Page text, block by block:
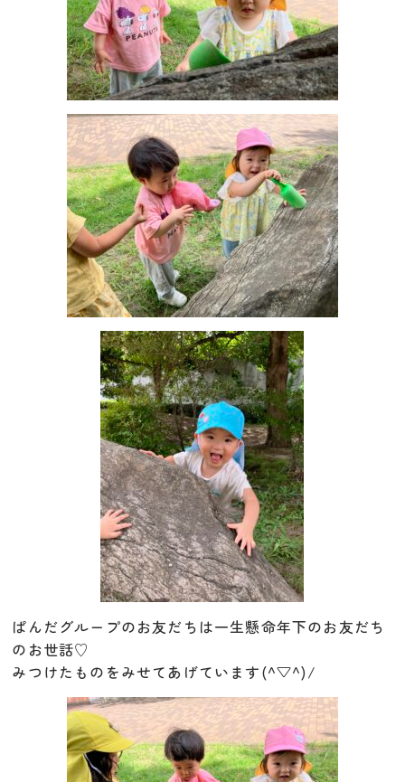
ぱんだグループのお友だちは一生懸命年下のお友だち
のお世話♡
みつけたものをみせてあげています(^▽^)/